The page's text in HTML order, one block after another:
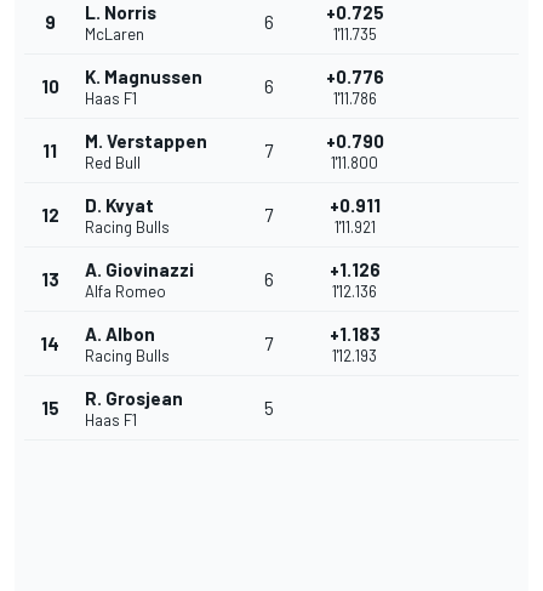
9 L. Norris
McLaren
6 +0.725
1'11.735
10 K. Magnussen
Haas F1
6 +0.776
1'11.786
11 M. Verstappen
Red Bull
7 +0.790
1'11.800
12 D. Kvyat
Racing Bulls
7 +0.911
1'11.921
13 A. Giovinazzi
Alfa Romeo
6 +1.126
1'12.136
14 A. Albon
Racing Bulls
7 +1.183
1'12.193
15 R. Grosjean
Haas F1
5